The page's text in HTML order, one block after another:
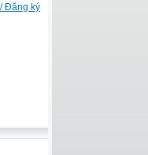
Đăng ký